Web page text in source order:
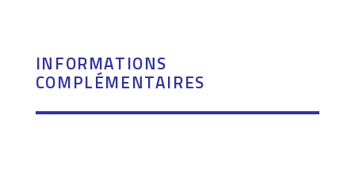
INFORMATIONS
COMPLÉMENTAIRES